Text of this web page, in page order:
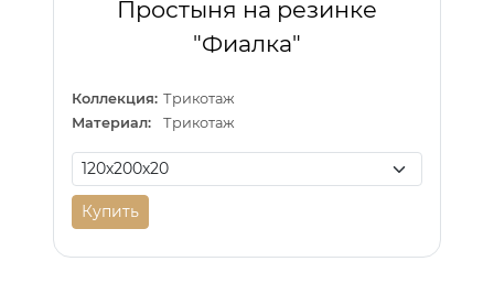
Простыня на резинке
"Фиалка"
Коллекция: Трикотаж
Материал:
Трикотаж
Купить